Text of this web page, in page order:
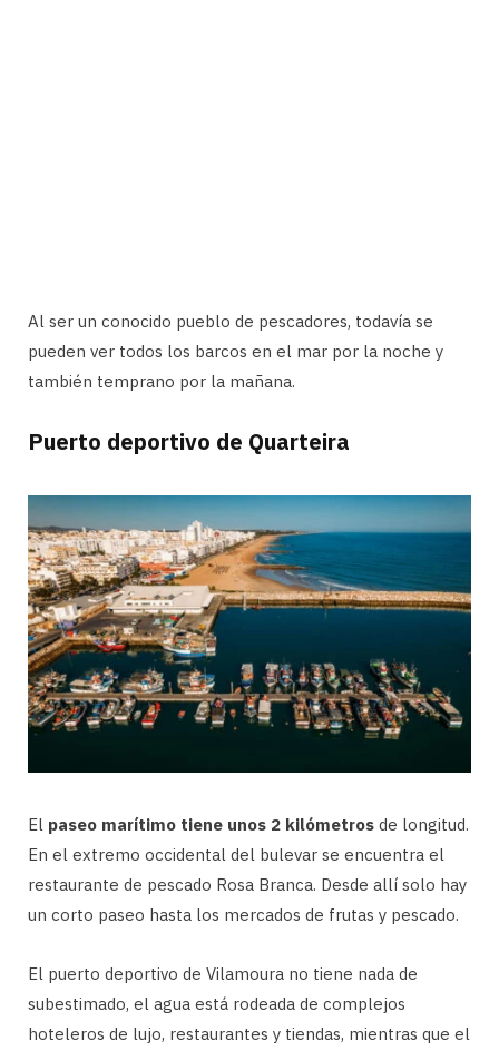
Al ser un conocido pueblo de pescadores, todavía se
pueden ver todos los barcos en el mar por la noche y
también temprano por la mañana.
Puerto deportivo de Quarteira
El paseo marítimo tiene unos 2 kilómetros de longitud.
En el extremo occidental del bulevar se encuentra el
restaurante de pescado Rosa Branca. Desde allí solo hay
un corto paseo hasta los mercados de frutas y pescado.
El puerto deportivo de Vilamoura no tiene nada de
subestimado, el agua está rodeada de complejos
hoteleros de lujo, restaurantes y tiendas, mientras que el